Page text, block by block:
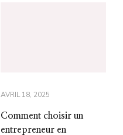
AVRIL 18, 2025
Comment choisir un
entrepreneur en